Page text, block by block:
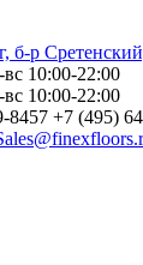
б-р
10:00-22:00
10:00-22:00
+7 (495)